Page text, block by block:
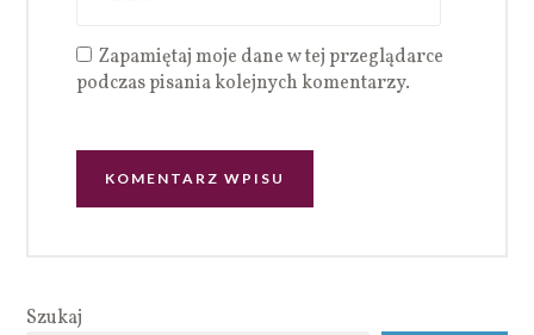
Zapamiętaj moje dane w tej przeglądarce
podczas pisania kolejnych komentarzy.
Szukaj